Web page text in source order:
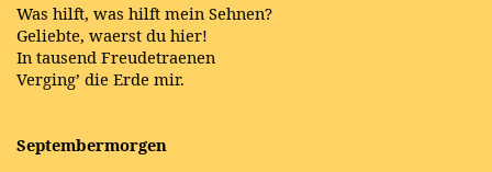
Was hilft, was hilft mein Sehnen?
Geliebte, waerst du hier!
In tausend Freudetraenen
Verging’ die Erde mir.
Septembermorgen